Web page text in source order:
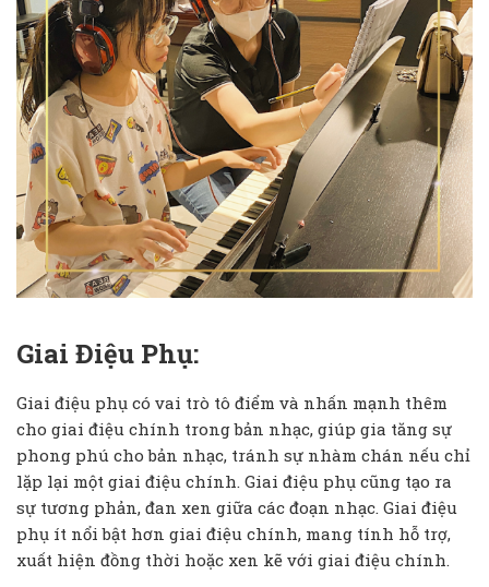
Giai Điệu Phụ:
Giai điệu phụ có vai trò tô điểm và nhấn mạnh thêm
cho giai điệu chính trong bản nhạc, giúp gia tăng sự
phong phú cho bản nhạc, tránh sự nhàm chán nếu chỉ
lặp lại một giai điệu chính. Giai điệu phụ cũng tạo ra
sự tương phản, đan xen giữa các đoạn nhạc. Giai điệu
phụ ít nổi bật hơn giai điệu chính, mang tính hỗ trợ,
xuất hiện đồng thời hoặc xen kẽ với giai điệu chính.